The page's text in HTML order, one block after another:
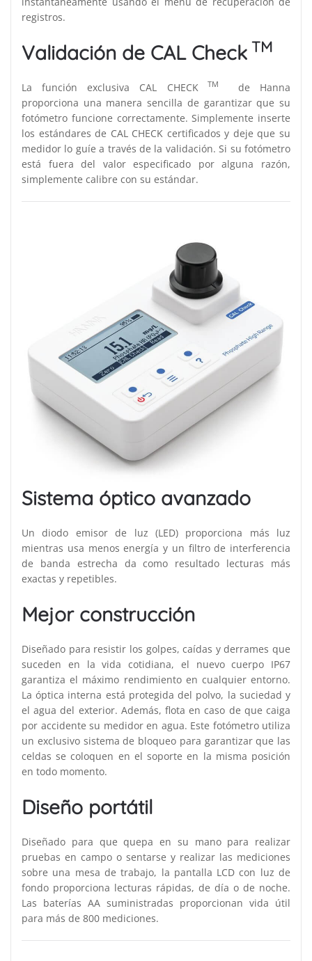
registros.
Validación de CAL Check TM
La función exclusiva CAL CHECK TM
de Hanna
proporciona una manera sencilla de garantizar que su
fotómetro funcione correctamente. Simplemente inserte
los estándares de CAL CHECK certificados y deje que su
medidor lo guíe a través de la validación. Si su fotómetro
está fuera del valor especificado por alguna razón,
simplemente calibre con su estándar.
Sistema óptico avanzado
Un diodo emisor de luz (LED) proporciona más luz
mientras usa menos energía y un filtro de interferencia
de banda estrecha da como resultado lecturas más
exactas y repetibles.
Mejor construcción
Diseñado para resistir los golpes, caídas y derrames que
suceden en la vida cotidiana, el nuevo cuerpo IP67
garantiza el máximo rendimiento en cualquier entorno.
La óptica interna está protegida del polvo, la suciedad y
el agua del exterior. Además, flota en caso de que caiga
por accidente su medidor en agua. Este fotómetro utiliza
un exclusivo sistema de bloqueo para garantizar que las
celdas se coloquen en el soporte en la misma posición
en todo momento.
Diseño portátil
Diseñado para que quepa en su mano para realizar
pruebas en campo o sentarse y realizar las mediciones
sobre una mesa de trabajo, la pantalla LCD con luz de
fondo proporciona lecturas rápidas, de día o de noche.
Las baterías AA suministradas proporcionan vida útil
para más de 800 mediciones.